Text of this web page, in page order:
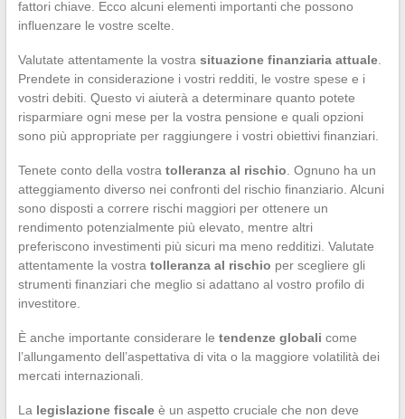
fattori chiave. Ecco alcuni elementi importanti che possono
influenzare le vostre scelte.
Valutate attentamente la vostra situazione finanziaria attuale.
Prendete in considerazione i vostri redditi, le vostre spese e i
vostri debiti. Questo vi aiuterà a determinare quanto potete
risparmiare ogni mese per la vostra pensione e quali opzioni
sono più appropriate per raggiungere i vostri obiettivi finanziari.
Tenete conto della vostra tolleranza al rischio . Ognuno ha un
atteggiamento diverso nei confronti del rischio finanziario. Alcuni
sono disposti a correre rischi maggiori per ottenere un
rendimento potenzialmente più elevato, mentre altri
preferiscono investimenti più sicuri ma meno redditizi. Valutate
attentamente la vostra tolleranza al rischio per scegliere gli
strumenti finanziari che meglio si adattano al vostro profilo di
investitore.
È anche importante considerare le tendenze globali come
l’allungamento dell’aspettativa di vita o la maggiore volatilità dei
mercati internazionali.
La legislazione fiscaleè un aspetto cruciale che non deve